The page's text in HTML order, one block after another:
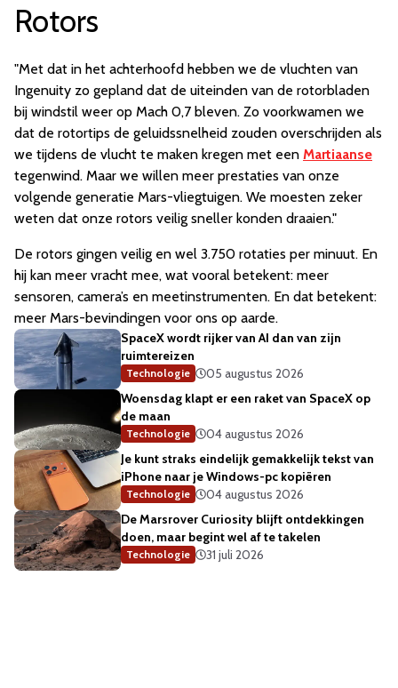
Rotors
"Met dat in het achterhoofd hebben we de vluchten van
Ingenuity zo gepland dat de uiteinden van de rotorbladen
bij windstil weer op Mach 0,7 bleven. Zo voorkwamen we
dat de rotortips de geluidssnelheid zouden overschrijden als
we tijdens de vlucht te maken kregen met een Martiaanse
tegenwind. Maar we willen meer prestaties van onze
volgende generatie Mars-vliegtuigen. We moesten zeker
weten dat onze rotors veilig sneller konden draaien."
De rotors gingen veilig en wel 3.750 rotaties per minuut. En
hij kan meer vracht mee, wat vooral betekent: meer
sensoren, camera’s en meetinstrumenten. En dat betekent:
meer Mars-bevindingen voor ons op aarde.
SpaceX wordt rijker van AI dan van zijn
ruimtereizen
Technologie
05 augustus 2026
Woensdag klapt er een raket van SpaceX op
de maan
Technologie
04 augustus 2026
Je kunt straks eindelijk gemakkelijk tekst van
iPhone naar je Windows-pc kopiëren
Technologie
04 augustus 2026
De Marsrover Curiosity blijft ontdekkingen
doen, maar begint wel af te takelen
Technologie 31 juli 2026